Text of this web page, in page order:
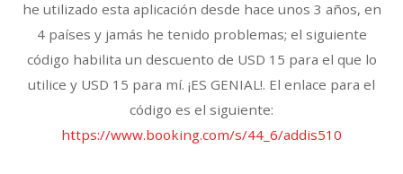
he utilizado esta aplicación desde hace unos 3 años, en
4 países y jamás he tenido problemas; el siguiente
código habilita un descuento de USD 15 para el que lo
utilice y USD 15 para mí. ¡ES GENIAL!. El enlace para el
código es el siguiente:
https://www.booking.com/s/44_6/addis510